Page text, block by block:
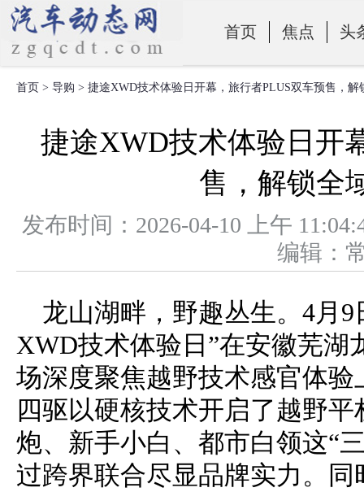
首页 焦点 头
零部件
首页 > 导购 > 捷途XWD技术体验日开幕，旅行者PLUS双车预售，解
捷途XWD技术体验日开
售，解锁全
发布时间：2026-04-10 上午
编辑
龙山湖畔，野趣丛生。4
XWD技术体验日”在安徽芜湖
场深度聚焦越野技术感官体
四驱以硬核技术开启了越野
炮、新手小白、都市白领这“
过跨界联合尽显品牌实力。